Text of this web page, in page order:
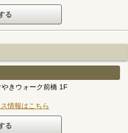
きウォーク前橋 1F
情報はこちら